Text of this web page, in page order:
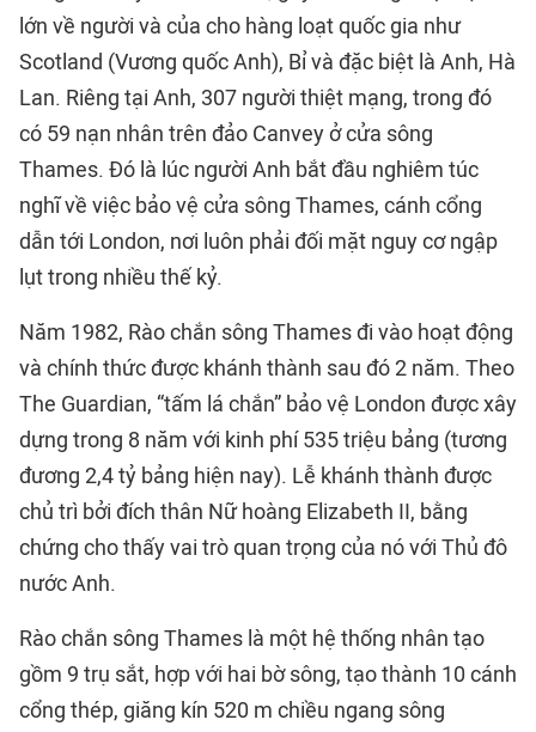
lớn về người và của cho hàng loạt quốc gia như
Scotland (Vương quốc Anh), Bỉ và đặc biệt là Anh, Hà
Lan. Riêng tại Anh, 307 người thiệt mạng, trong đó
có 59 nạn nhân trên đảo Canvey ở cửa sông
Thames. Đó là lúc người Anh bắt đầu nghiêm túc
nghĩ về việc bảo vệ cửa sông Thames, cánh cổng
dẫn tới London, nơi luôn phải đối mặt nguy cơ ngập
lụt trong nhiều thế kỷ.
Năm 1982, Rào chắn sông Thames đi vào hoạt động
và chính thức được khánh thành sau đó 2 năm. Theo
The Guardian, “tấm lá chắn” bảo vệ London được xây
dựng trong 8 năm với kinh phí 535 triệu bảng (tương
đương 2,4 tỷ bảng hiện nay). Lễ khánh thành được
chủ trì bởi đích thân Nữ hoàng Elizabeth II, bằng
chứng cho thấy vai trò quan trọng của nó với Thủ đô
nước Anh.
Rào chắn sông Thames là một hệ thống nhân tạo
gồm 9 trụ sắt, hợp với hai bờ sông, tạo thành 10 cánh
cổng thép, giăng kín 520 m chiều ngang sông